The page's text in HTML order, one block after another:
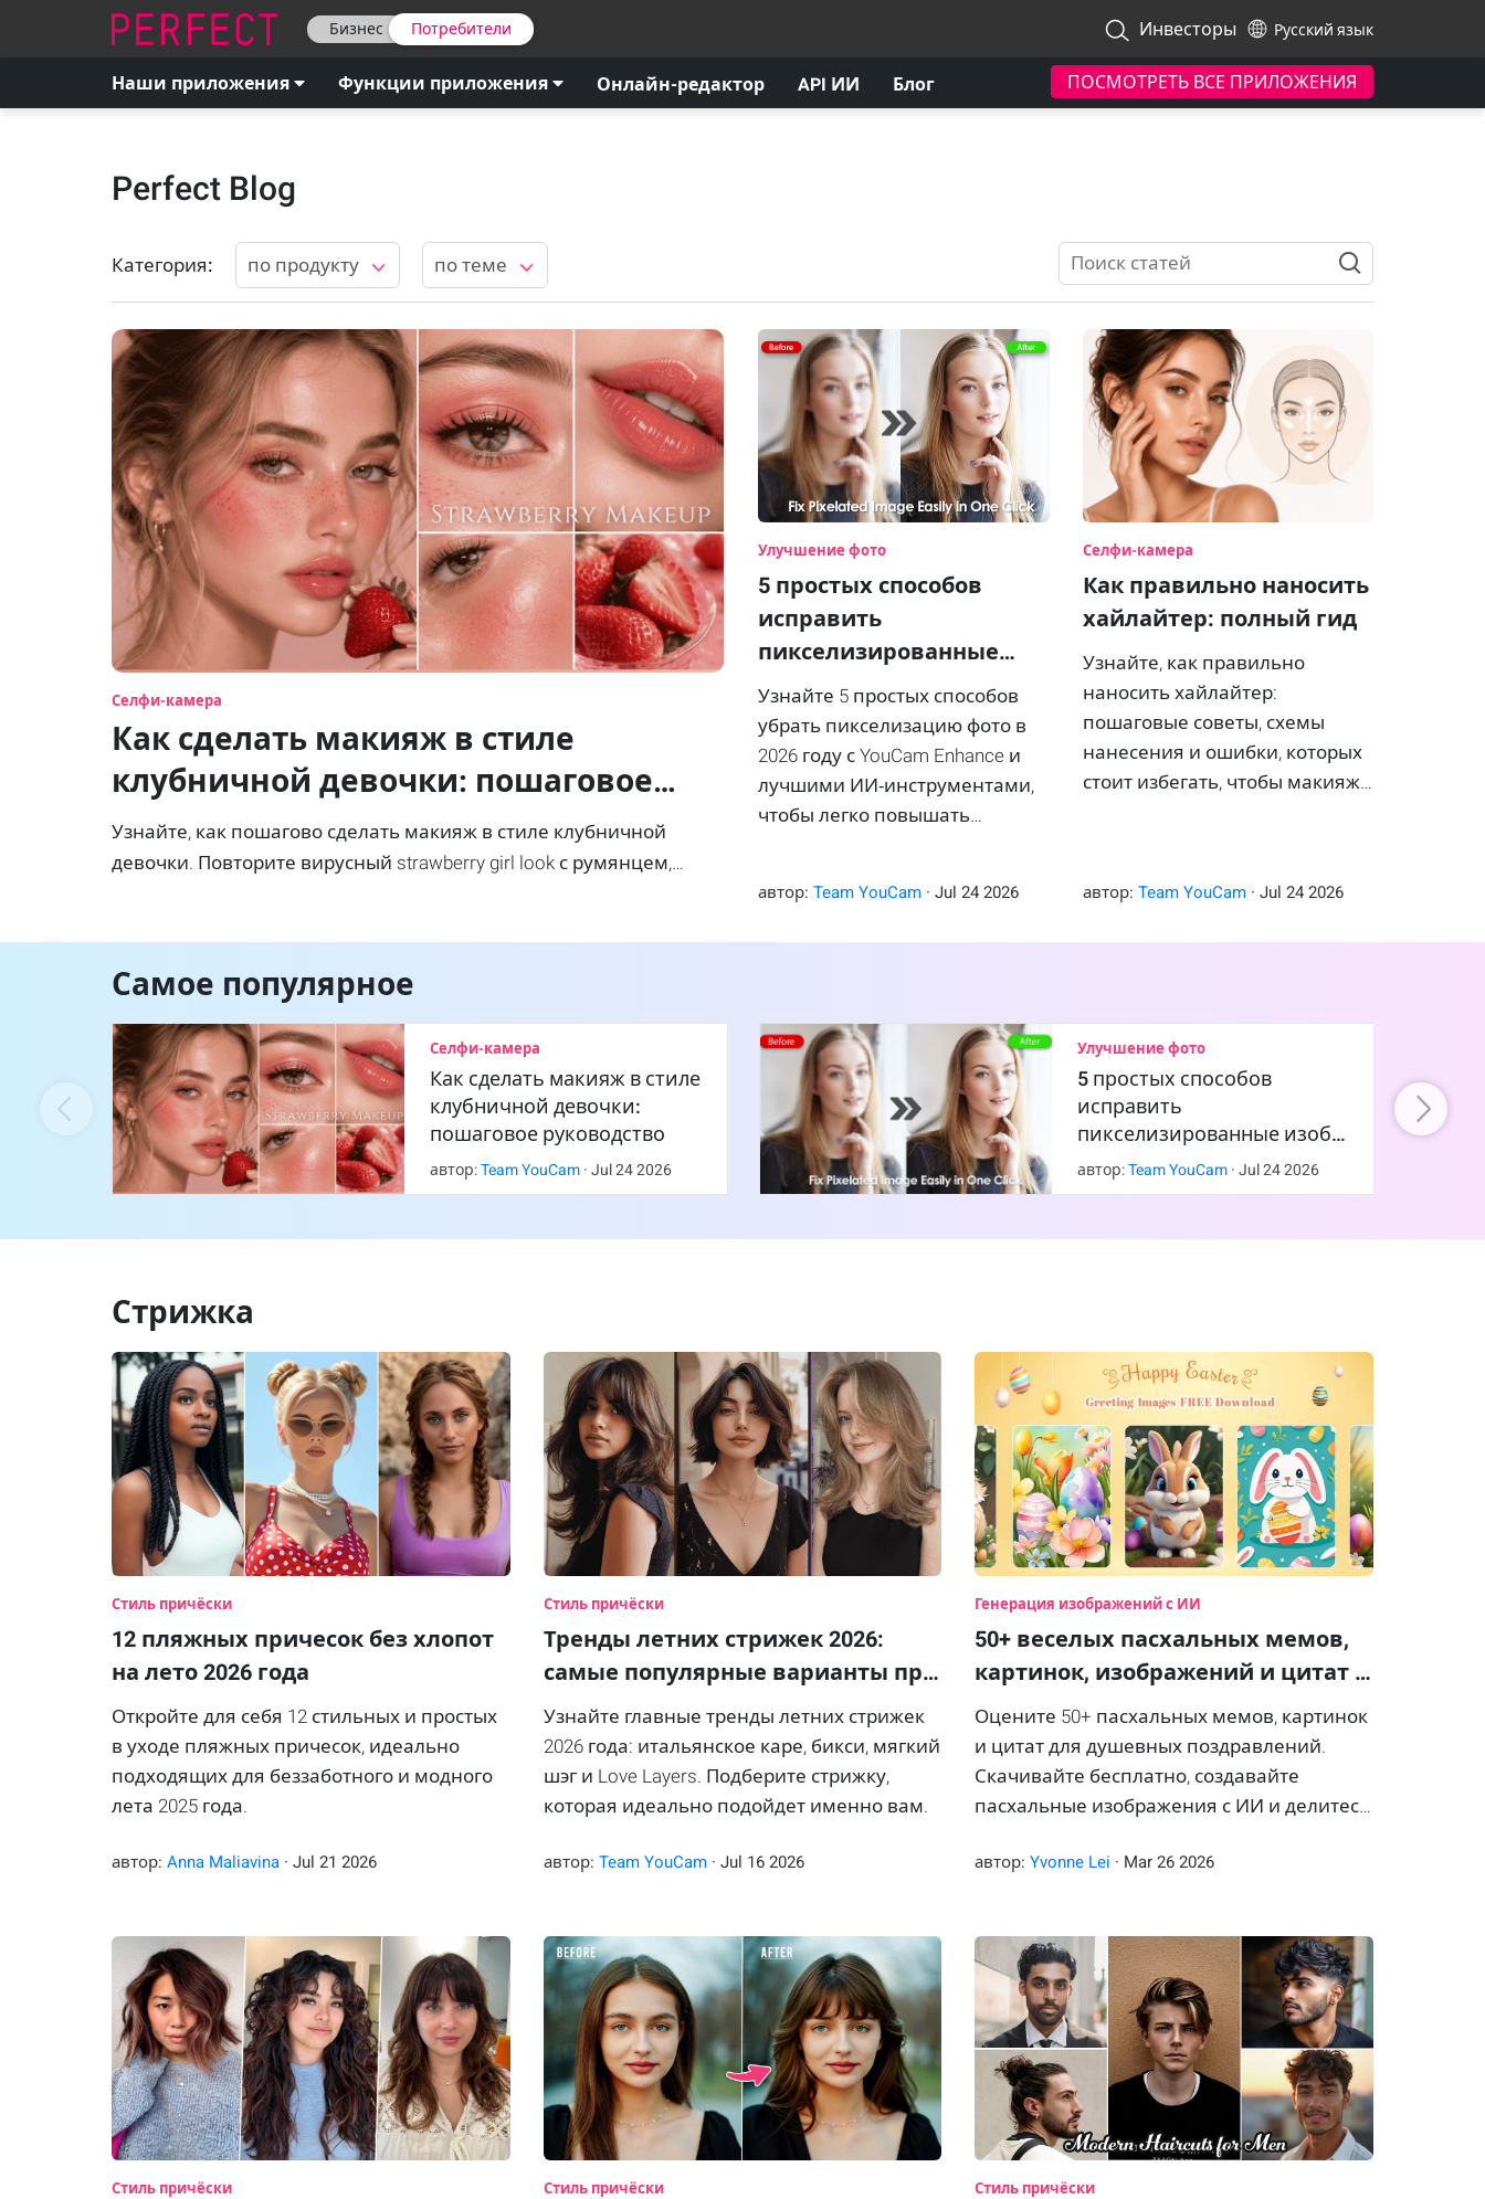
Бизнес Потребители Инвесторы Русский язык
Наши приложения Функции приложения Онлайн-редактор API ИИ Блог ПОСМОТРЕТЬ ВСЕ ПРИЛОЖЕНИЯ
Perfect Blog
Категория: по продукту по теме
Селфи-камера
Как сделать макияж в стиле
клубничной девочки: пошаговое
руководство
Узнайте, как пошагово сделать макияж в стиле клубничной
девочки. Повторите вирусный strawberry girl look с румянцем,
Улучшение фото
5 простых способов
исправить
пикселизированные
изображения в 2026 году
[руководство для
новичков]
Узнайте 5 простых способов
убрать пикселизацию фото в
2026 году с YouCam Enhance и
лучшими ИИ‑инструментами,
чтобы легко повышать
автор:Team YouCam ·Jul 24 2026
Селфи-камера
Как правильно наносить
хайлайтер: полный гид
Узнайте, как правильно
наносить хайлайтер:
пошаговые советы, схемы
нанесения и ошибки, которых
стоит избегать, чтобы макияж
автор: Team YouCam· Jul 24 2026
Самое популярное
Селфи-камера
Как сделать макияж в стиле
клубничной девочки:
пошаговое руководство
автор:Team YouCam· Jul 24 2026
Улучшение фото
5 простых способов
исправить
пикселизированные изоб…
автор:Team YouCam· Jul 24 2026
Стрижка
Стиль причёски
12 пляжных причесок без хлопот
на лето 2026 года
Откройте для себя 12 стильных и простых
в уходе пляжных причесок, идеально
подходящих для беззаботного и модного
лета 2025 года.
автор: Anna Maliavina· Jul 21 2026
Стиль причёски
Тренды летних стрижек 2026:
самые популярные варианты пр…
Узнайте главные тренды летних стрижек
2026 года: итальянское каре, бикси, мягкий
шэг и Love Layers. Подберите стрижку,
которая идеально подойдет именно вам.
автор: Team YouCam· Jul 16 2026
Генерация изображений с ИИ
50+ веселых пасхальных мемов,
картинок, изображений и цитат …
Оцените 50+ пасхальных мемов, картинок
и цитат для душевных поздравлений.
Скачивайте бесплатно, создавайте
пасхальные изображения с ИИ и делитесь
автор:Yvonne Lei · Mar 26 2026
Стиль причёски Стиль причёски Стиль причёски